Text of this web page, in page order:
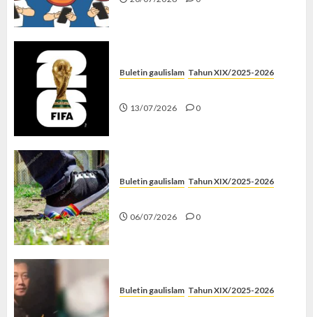
Buletin gaulislam Tahun XIX/2025-2026
13/07/2026 0
Buletin gaulislam Tahun XIX/2025-2026
06/07/2026 0
Buletin gaulislam Tahun XIX/2025-2026